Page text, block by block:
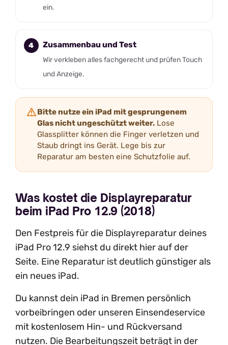
ein.
Zusammenbau und Test
Wir verkleben alles fachgerecht und prüfen Touch
und Anzeige.
Bitte nutze ein iPad mit gesprungenem
Glas nicht ungeschützt weiter. Lose
Glassplitter können die Finger verletzen und
Staub dringt ins Gerät. Lege bis zur
Reparatur am besten eine Schutzfolie auf.
Was kostet die Displayreparatur
beim iPad Pro 12.9 (2018)
Den Festpreis für die Displayreparatur deines
iPad Pro 12.9 siehst du direkt hier auf der
Seite. Eine Reparatur ist deutlich günstiger als
ein neues iPad.
Du kannst dein iPad in Bremen persönlich
vorbeibringen oder unseren Einsendeservice
mit kostenlosem Hin- und Rückversand
nutzen. Die Bearbeitungszeit beträgt in der